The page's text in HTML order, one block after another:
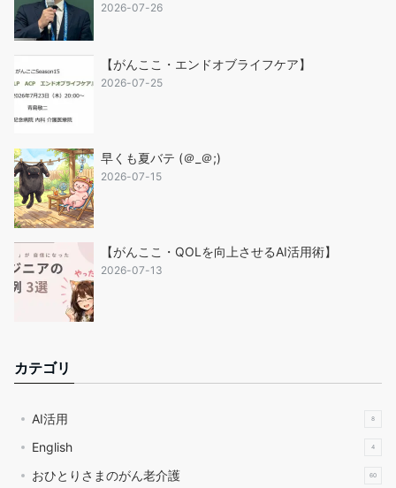
2026-07-26
【がんここ・エンドオブライフケア】
2026-07-25
早くも夏バテ (＠_＠;)
2026-07-15
【がんここ・QOLを向上させるAI活用術】
2026-07-13
カテゴリ
AI活用 8
English 4
おひとりさまのがん老介護 60